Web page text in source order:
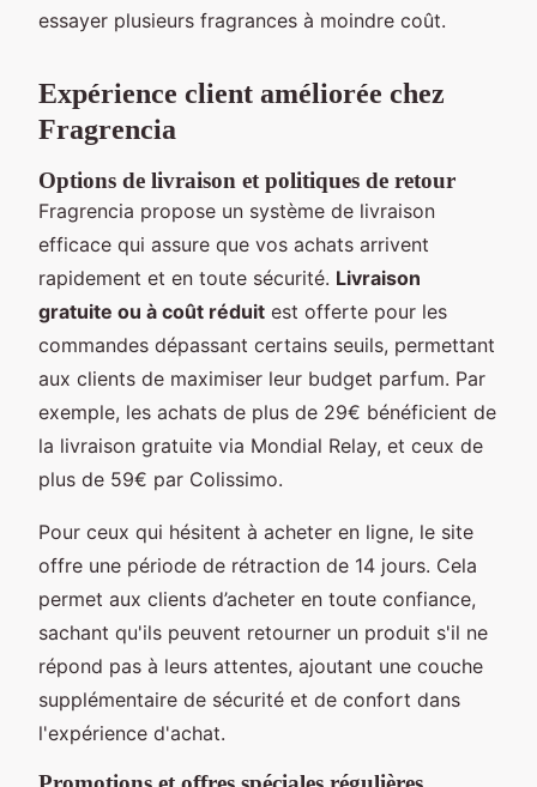
essayer plusieurs fragrances à moindre coût.
Expérience client améliorée chez
Fragrencia
Options de livraison et politiques de retour
Fragrencia propose un système de livraison
efficace qui assure que vos achats arrivent
rapidement et en toute sécurité. Livraison
gratuite ou à coût réduit est offerte pour les
commandes dépassant certains seuils, permettant
aux clients de maximiser leur budget parfum. Par
exemple, les achats de plus de 29€ bénéficient de
la livraison gratuite via Mondial Relay, et ceux de
plus de 59€ par Colissimo.
Pour ceux qui hésitent à acheter en ligne, le site
offre une période de rétraction de 14 jours. Cela
permet aux clients d’acheter en toute confiance,
sachant qu'ils peuvent retourner un produit s'il ne
répond pas à leurs attentes, ajoutant une couche
supplémentaire de sécurité et de confort dans
l'expérience d'achat.